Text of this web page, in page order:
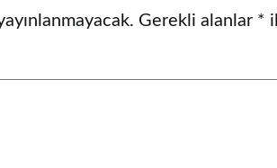
Gerekli alanlar *